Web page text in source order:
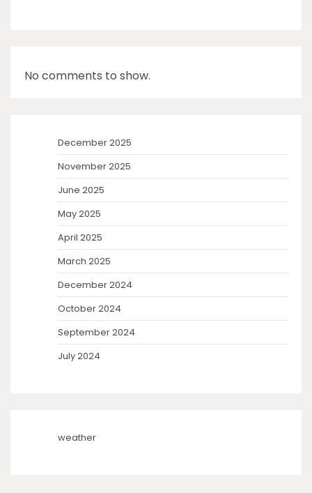
No comments to show.
December 2025
November 2025
June 2025
May 2025
April 2025
March 2025
December 2024
October 2024
September 2024
July 2024
weather